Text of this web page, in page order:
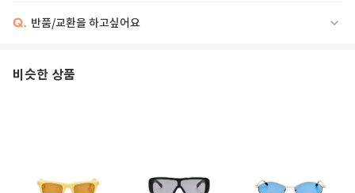
Q. 반품/교환을 하고싶어요
비슷한 상품